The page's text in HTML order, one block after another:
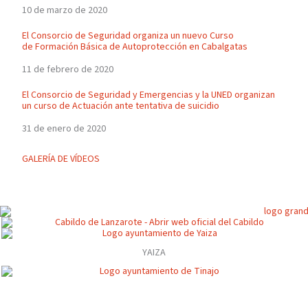
10 de marzo de 2020
El Consorcio de Seguridad organiza un nuevo Curso
de Formación Básica de Autoprotección en Cabalgatas
11 de febrero de 2020
El Consorcio de Seguridad y Emergencias y la UNED organizan
un curso de Actuación ante tentativa de suicidio
31 de enero de 2020
GALERÍA DE VÍDEOS
YAIZA